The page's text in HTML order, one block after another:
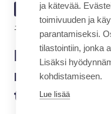
ARTIKKELIN
KATEGORIA
AJANKOHTAISTA
14.3.2024 | 13:25
Finnhemsin
ja kätevää.
toimivuuden ja
parantamiseksi.
tilastointiin, jonka
Lisäksi
kohdistamiseen.
Lue lisää